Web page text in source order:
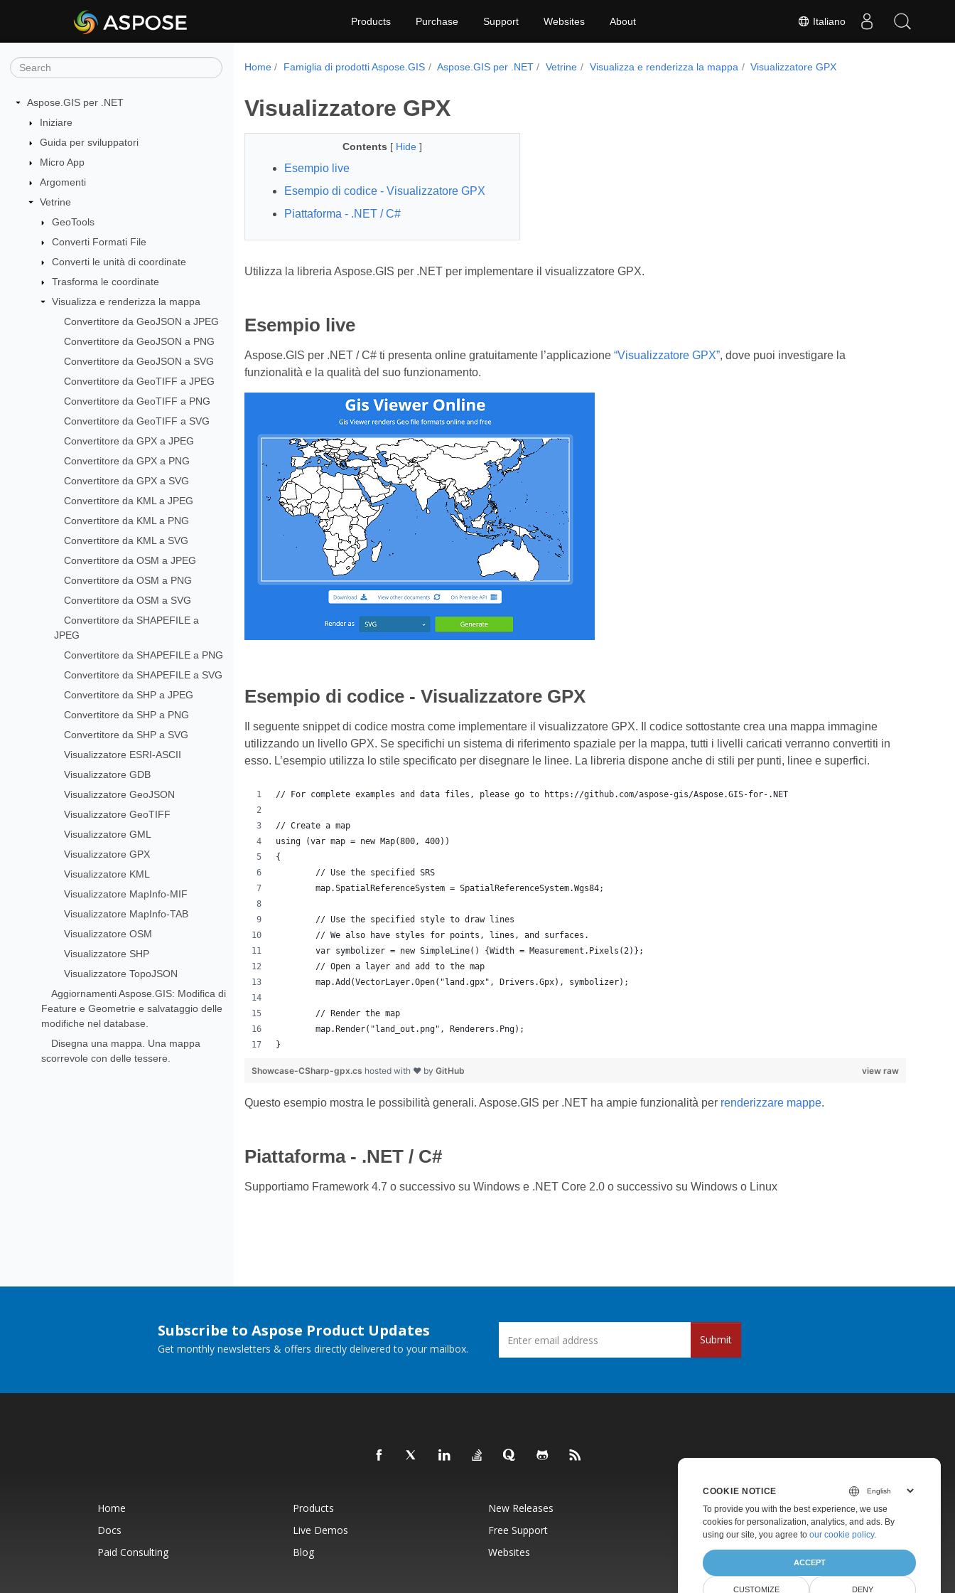
Italiano
Products Purchase Support Websites About
Aspose.GIS per .NET
Iniziare
Guida per sviluppatori
Micro App
Argomenti
Vetrine
GeoTools
Converti Formati File
Converti le unità di coordinate
Trasforma le coordinate
Visualizza e renderizza la mappa
Convertitore da GeoJSON a JPEG
Convertitore da GeoJSON a PNG
Convertitore da GeoJSON a SVG
Convertitore da GeoTIFF a JPEG
Convertitore da GeoTIFF a PNG
Convertitore da GeoTIFF a SVG
Convertitore da GPX a JPEG
Convertitore da GPX a PNG
Convertitore da GPX a SVG
Convertitore da KML a JPEG
Convertitore da KML a PNG
Convertitore da KML a SVG
Convertitore da OSM a JPEG
Convertitore da OSM a PNG
Convertitore da OSM a SVG
Convertitore da SHAPEFILE a
JPEG
Convertitore da SHAPEFILE a PNG
Convertitore da SHAPEFILE a SVG
Convertitore da SHP a JPEG
Convertitore da SHP a PNG
Convertitore da SHP a SVG
Visualizzatore ESRI-ASCII
Visualizzatore GDB
Visualizzatore GeoJSON
Visualizzatore GeoTIFF
Visualizzatore GML
Visualizzatore GPX
Visualizzatore KML
Visualizzatore MapInfo-MIF
Visualizzatore MapInfo-TAB
Visualizzatore OSM
Visualizzatore SHP
Visualizzatore TopoJSON
Aggiornamenti Aspose.GIS: Modifica di
Feature e Geometrie e salvataggio delle
modifiche nel database.
Disegna una mappa. Una mappa
scorrevole con delle tessere.
Home Famiglia di prodotti Aspose.GIS Aspose.GIS per .NET Vetrine Visualizza e renderizza la mappa Visualizzatore GPX
Visualizzatore GPX
Contents [ Hide ]
Esempio live
Esempio di codice - Visualizzatore GPX
Piattaforma - .NET / C#
Utilizza la libreria Aspose.GIS per .NET per implementare il visualizzatore GPX.
Esempio live
Aspose.GIS per .NET / C# ti presenta online gratuitamente l’applicazione “Visualizzatore GPX”, dove puoi investigare la
funzionalità e la qualità del suo funzionamento.
Esempio di codice - Visualizzatore GPX
Il seguente snippet di codice mostra come implementare il visualizzatore GPX. Il codice sottostante crea una mappa immagine
utilizzando un livello GPX. Se specifichi un sistema di riferimento spaziale per la mappa, tutti i livelli caricati verranno convertiti in
esso. L’esempio utilizza lo stile specificato per disegnare le linee. La libreria dispone anche di stili per punti, linee e superfici.
// For complete examples and data files, please go to https://github.com/aspose-gis/Aspose.GIS-for-.NET
// Create a map
using (var map = new Map(800, 400))
{
	// Use the specified SRS
	map.SpatialReferenceSystem = SpatialReferenceSystem.Wgs84;
	// Use the specified style to draw lines
	// We also have styles for points, lines, and surfaces.
	var symbolizer = new SimpleLine() {Width = Measurement.Pixels(2)};
	// Open a layer and add to the map
	map.Add(VectorLayer.Open("land.gpx", Drivers.Gpx), symbolizer);
	// Render the map
	map.Render("land_out.png", Renderers.Png);
}
view raw
Showcase-CSharp-gpx.cs hosted with ❤ by GitHub
Questo esempio mostra le possibilità generali. Aspose.GIS per .NET ha ampie funzionalità per renderizzare mappe.
Piattaforma - .NET / C#
Supportiamo Framework 4.7 o successivo su Windows e .NET Core 2.0 o successivo su Windows o Linux
Subscribe to Aspose Product Updates
Get monthly newsletters & offers directly delivered to your mailbox.
Submit
Home Products New Releases
Pricing
Docs
Live Demos Free Support
Paid Support
Paid Consulting
Blog Websites About
COOKIE NOTICE
To provide you with the best experience, we use
cookies for personalization, analytics, and ads. By
using our site, you agree to our cookie policy.
ACCEPT
CUSTOMIZE DENY